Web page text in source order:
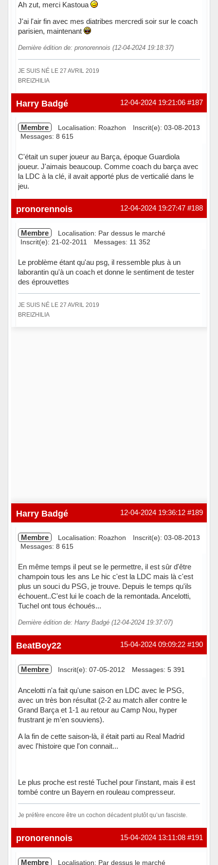
Ah zut, merci Kastoua
J'ai l'air fin avec mes diatribes mercredi soir sur le coach
parisien, maintenant
Dernière édition de: pronorennois (12-04-2024 19:18:37)
JE SUIS NÉ LE 27 AVRIL 2019
BREIZHILIA
Hors ligne #187
12-04-2024 19:21:06
Harry Badgé
Membre Localisation: Roazhon
Inscrit(e): 03-08-2013
Messages: 8 615
C'était un super joueur au Barça, époque Guardiola
joueur. J'aimais beaucoup. Comme coach du barça avec
la LDC à la clé, il avait apporté plus de verticalié dans le
jeu.
Hors ligne #188
12-04-2024 19:27:47
pronorennois
Membre
Localisation: Par dessus le marché
Inscrit(e): 21-02-2011
Messages: 11 352
Le problème étant qu'au psg, il ressemble plus à un
laborantin qu'à un coach et donne le sentiment de tester
des éprouvettes
JE SUIS NÉ LE 27 AVRIL 2019
BREIZHILIA
#189
12-04-2024 19:36:12
Harry Badgé
Membre Localisation: Roazhon
Inscrit(e): 03-08-2013
Messages: 8 615
En même temps il peut se le permettre, il est sûr d'être
champoin tous les ans Le hic c'est la LDC mais là c'est
plus un souci du PSG, je trouve. Depuis le temps qu'ils
échouent..C'est lui le coach de la remontada. Ancelotti,
Tuchel ont tous échoués...
Dernière édition de: Harry Badgé (12-04-2024 19:37:07)
Hors ligne #190
15-04-2024 09:09:22
BeatBoy22
Membre Inscrit(e): 07-05-2012 Messages: 5 391
Ancelotti n'a fait qu'une saison en LDC avec le PSG,
avec un très bon résultat (2-2 au match aller contre le
Grand Barça et 1-1 au retour au Camp Nou, hyper
frustrant je m'en souviens).
A la fin de cette saison-là, il était parti au Real Madrid
avec l'histoire que l'on connait...
Le plus proche est resté Tuchel pour l'instant, mais il est
tombé contre un Bayern en rouleau compresseur.
Je préfère encore être un cochon décadent plutôt qu’un fasciste.
Hors ligne #191
15-04-2024 13:11:08
pronorennois
Membre Localisation: Par dessus le marché